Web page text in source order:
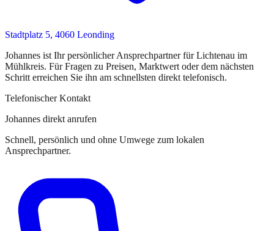
Stadtplatz 5, 4060 Leonding
Johannes ist Ihr persönlicher Ansprechpartnerfür Lichtenau im
Mühlkreis. Für Fragen zu Preisen, Marktwert oder dem nächsten
Schritt erreichen Sie ihn am schnellsten direkt telefonisch.
Telefonischer Kontakt
Johannes direkt anrufen
Schnell, persönlich und ohne Umwege zum lokalen
Ansprechpartner.